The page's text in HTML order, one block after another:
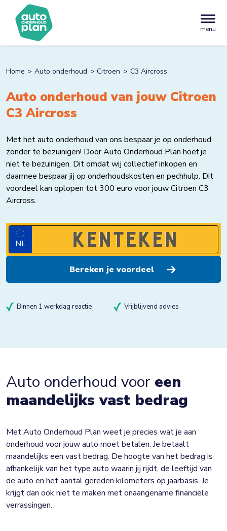
menu
Home Auto onderhoud Citroen C3 Aircross
Auto onderhoud van jouw Citroen
C3 Aircross
Met het auto onderhoud van ons bespaar je op onderhoud
zonder te bezuinigen! Door Auto Onderhoud Plan hoef je
niet te bezuinigen. Dit omdat wij collectief inkopen en
daarmee bespaar jij op onderhoudskosten en pechhulp. Dit
voordeel kan oplopen tot 300 euro voor jouw Citroen C3
Aircross.
NL
Binnen 1 werkdag reactie Vrijblijvend advies
Auto onderhoud voor een
maandelijks vast bedrag
Met Auto Onderhoud Plan weet je precies wat je aan
onderhoud voor jouw auto moet betalen. Je betaalt
maandelijks een vast bedrag. De hoogte van het bedrag is
afhankelijk van het type auto waarin jij rijdt, de leeftijd van
de auto en het aantal gereden kilometers op jaarbasis. Je
krijgt dan ook niet te maken met onaangename financiële
verrassingen.